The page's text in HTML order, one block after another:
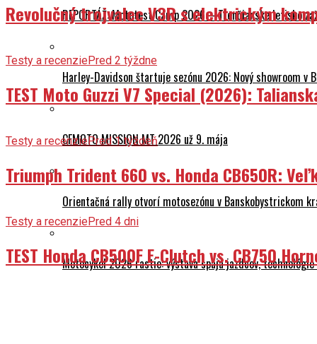
REPORTÁŽ: Mototest Camp 2026 – Trenčianske letisko
Harley-Davidson štartuje sezónu 2026: Nový showroom v
CFMOTO MISSION MT 2026 už 9. mája
Orientačná rally otvorí motosezónu v Banskobystrickom
Motocykel 2026 rastie: výstava spája jazdcov,
Revolučný trojvalec V3R s elektrickým
Testy a recenziePred 2 týždne
TEST Moto Guzzi V7 Special (2026):
Testy a recenziePred 1 týždeň
Triumph Trident 660 vs. Honda CB650R:
Testy a recenziePred 4 dni
TEST Honda CB500F E-Clutch vs. CB750